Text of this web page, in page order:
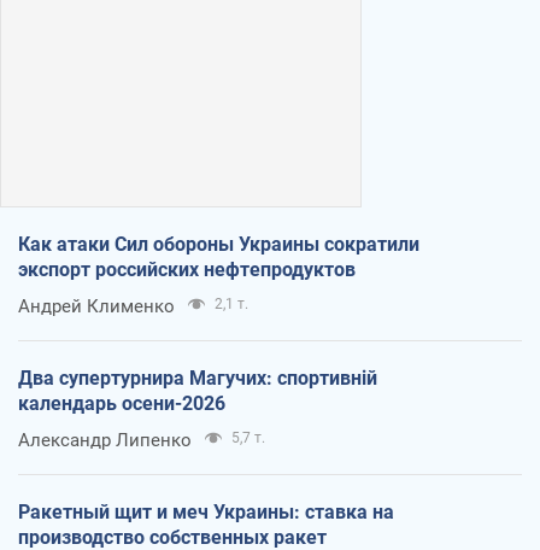
Как атаки Сил обороны Украины сократили
экспорт российских нефтепродуктов
Андрей Клименко 2,1 т.
Два супертурнира Магучих: спортивній
календарь осени-2026
Александр Липенко 5,7 т.
Ракетный щит и меч Украины: ставка на
производство собственных ракет